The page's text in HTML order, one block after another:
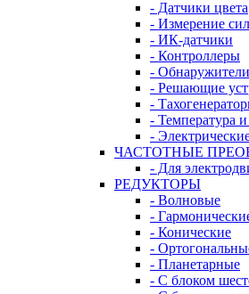
- Датчики цвета
- Измерение
- ИК-датчики
- Контроллеры
- Обнаружители
- Решающие
-
- Температура
-
ЧАСТОТНЫЕ
- Для
РЕДУКТОРЫ
- Волновые
-
- Конические
-
- Планетарные
- С блоком